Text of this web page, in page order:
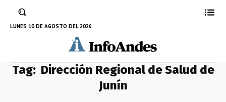
LUNES 10 DE AGOSTO DEL 2026
Tag: Dirección Regional de Salud de
Junín